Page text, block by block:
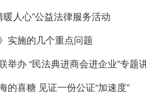
人心”公益法律服务活动
实施的几个重点问题
举办 “民法典进商会进企业”专题
的喜糖 见证一份公证“加速度”